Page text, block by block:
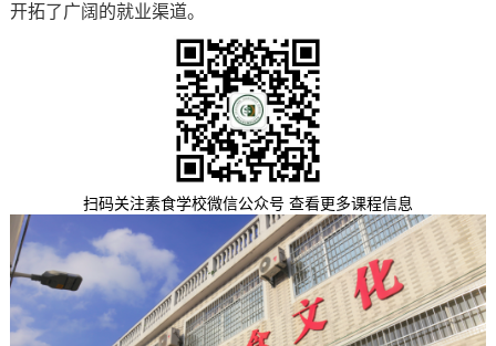
开拓了广阔的就业渠道。
扫码关注素食学校微信公众号 查看更多课程信息